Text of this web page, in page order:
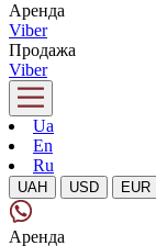
Аренда
Viber
Продажа
Viber
Ua
En
Ru
UAH USD EUR
Аренда